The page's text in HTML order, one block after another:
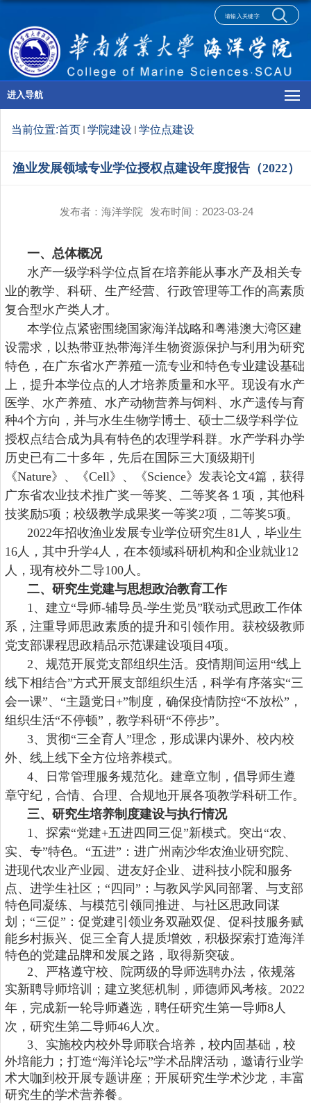
进入导航
当前位置:首页 学院建设 学位点建设
渔业发展领域专业学位授权点建设年度报告（2022）
发布者：海洋学院 发布时间：2023-03-24
一、 总体概况
水产一级学科学位点旨在培养能从事水产及相关专
业的教学、科研、生产经营、行政管理等工作的高素质
复合型水产类人才。
本学位点紧密围绕国家海洋战略和粤港澳大湾区建
设需求，以热带亚热带海洋生物资源保护与利用为研究
特色，在广东省水产养殖一流专业和特色专业建设基础
上， 提升本学位点的人才培养质量和水平。现设有水产
医学、水产养殖、水产动物营养与饲料、水产遗传与育
种4个方向， 并与水生生物学博士、硕士二级学科学位
授权点结合成为具有特色的农理学科群。水产学科办学
历史已有二十多年，先后在国际三大顶级期刊
《Nature》、《Cell》、《Science》发表论文4篇，获得
广东省农业技术推广奖一等奖、 二等奖各 １项，其他科
技奖励5项；校级教学成果奖一等奖2项，二等奖5项。
2022年招收渔业发展专业学位研究生81 人，毕业生
16人， 其中升学4人，在本领域科研机构和企业就业12
人 ， 现有校外二导100人 。
二、 研究生党建与思想政治教育工作
1、建立“导师-辅导员-学生党员”联动式思政工作体
系，注重导师思政素质的提升和引领作用。获校级教师
党支部课程思政精品示范课建设项目4项。
2、规范开展党支部组织生活。疫情期间运用“线上
线下相结合”方式开展支部组织生活，科学有序落实“三
会一课”、“主题党日+”制度，确保疫情防控“不放松”，
组织生活“不停顿”，教学科研“不停步”。
3、贯彻“三全育人”理念，形成课内课外、校内校
外、线上线下全方位培养模式。
4、日常管理服务规范化。建章立制，倡导师生遵
章守纪，合情、合理、合规地开展各项教学科研工作。
三、研究生培养制度建设与执行情况
1、 探索“党建+五进四同三促”新模式。 突出“农、
实、专”特色。“五进”：进广州南沙华农渔业研究院、
进现代农业产业园、进友好企业、进科技小院和服务
点、进学生社区； “四同”：与教风学风同部署、与支部
特色同凝练、与模范引领同推进、与社区思政同谋
划；“三促”：促党建引领业务双融双促、促科技服务赋
能乡村振兴、促三全育人提质增效，积极探索打造海洋
特色的党建品牌和发展之路，取得新突破。
2、 严格遵守校、院两级的导师选聘办法，依规落
实新聘导师培训；建立奖惩机制，师德师风考核。 2022
年，完成新一轮导师遴选，聘任研究生第一导师8人
次，研究生第二导师46人次。
3、 实施校内校外导师联合培养，校内固基础，校
外培能力；打造“海洋论坛”学术品牌活动，邀请行业学
术大咖到校开展专题讲座；开展研究生学术沙龙，丰富
研究生的学术营养餐。